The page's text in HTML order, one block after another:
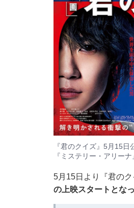
『君のクイズ』5月15
『ミステリー・アリー
5月15日より『君の
の上映スタートとな